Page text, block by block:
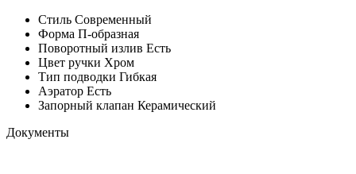
Стиль Современный
Форма П-образная
Поворотный излив Есть
Цвет ручки Хром
Тип подводки Гибкая
Аэратор Есть
Запорный клапан Керамический
Документы